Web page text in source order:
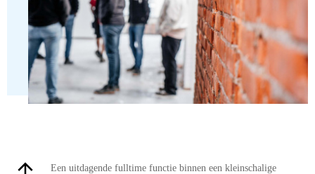
Een uitdagende fulltime functie binnen een kleinschalige